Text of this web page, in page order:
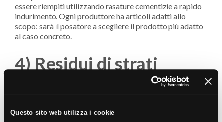
Questo sito web utilizza i cookie
essere riempiti utilizzando rasature cementizie a rapido
indurimento. Ogni produttore ha articoli adatti allo
scopo: sarà il posatore a scegliere il prodotto più adatto
al caso concreto.
4) Residui di strati
incollata una pavimentazione vinilica, un parquet o una